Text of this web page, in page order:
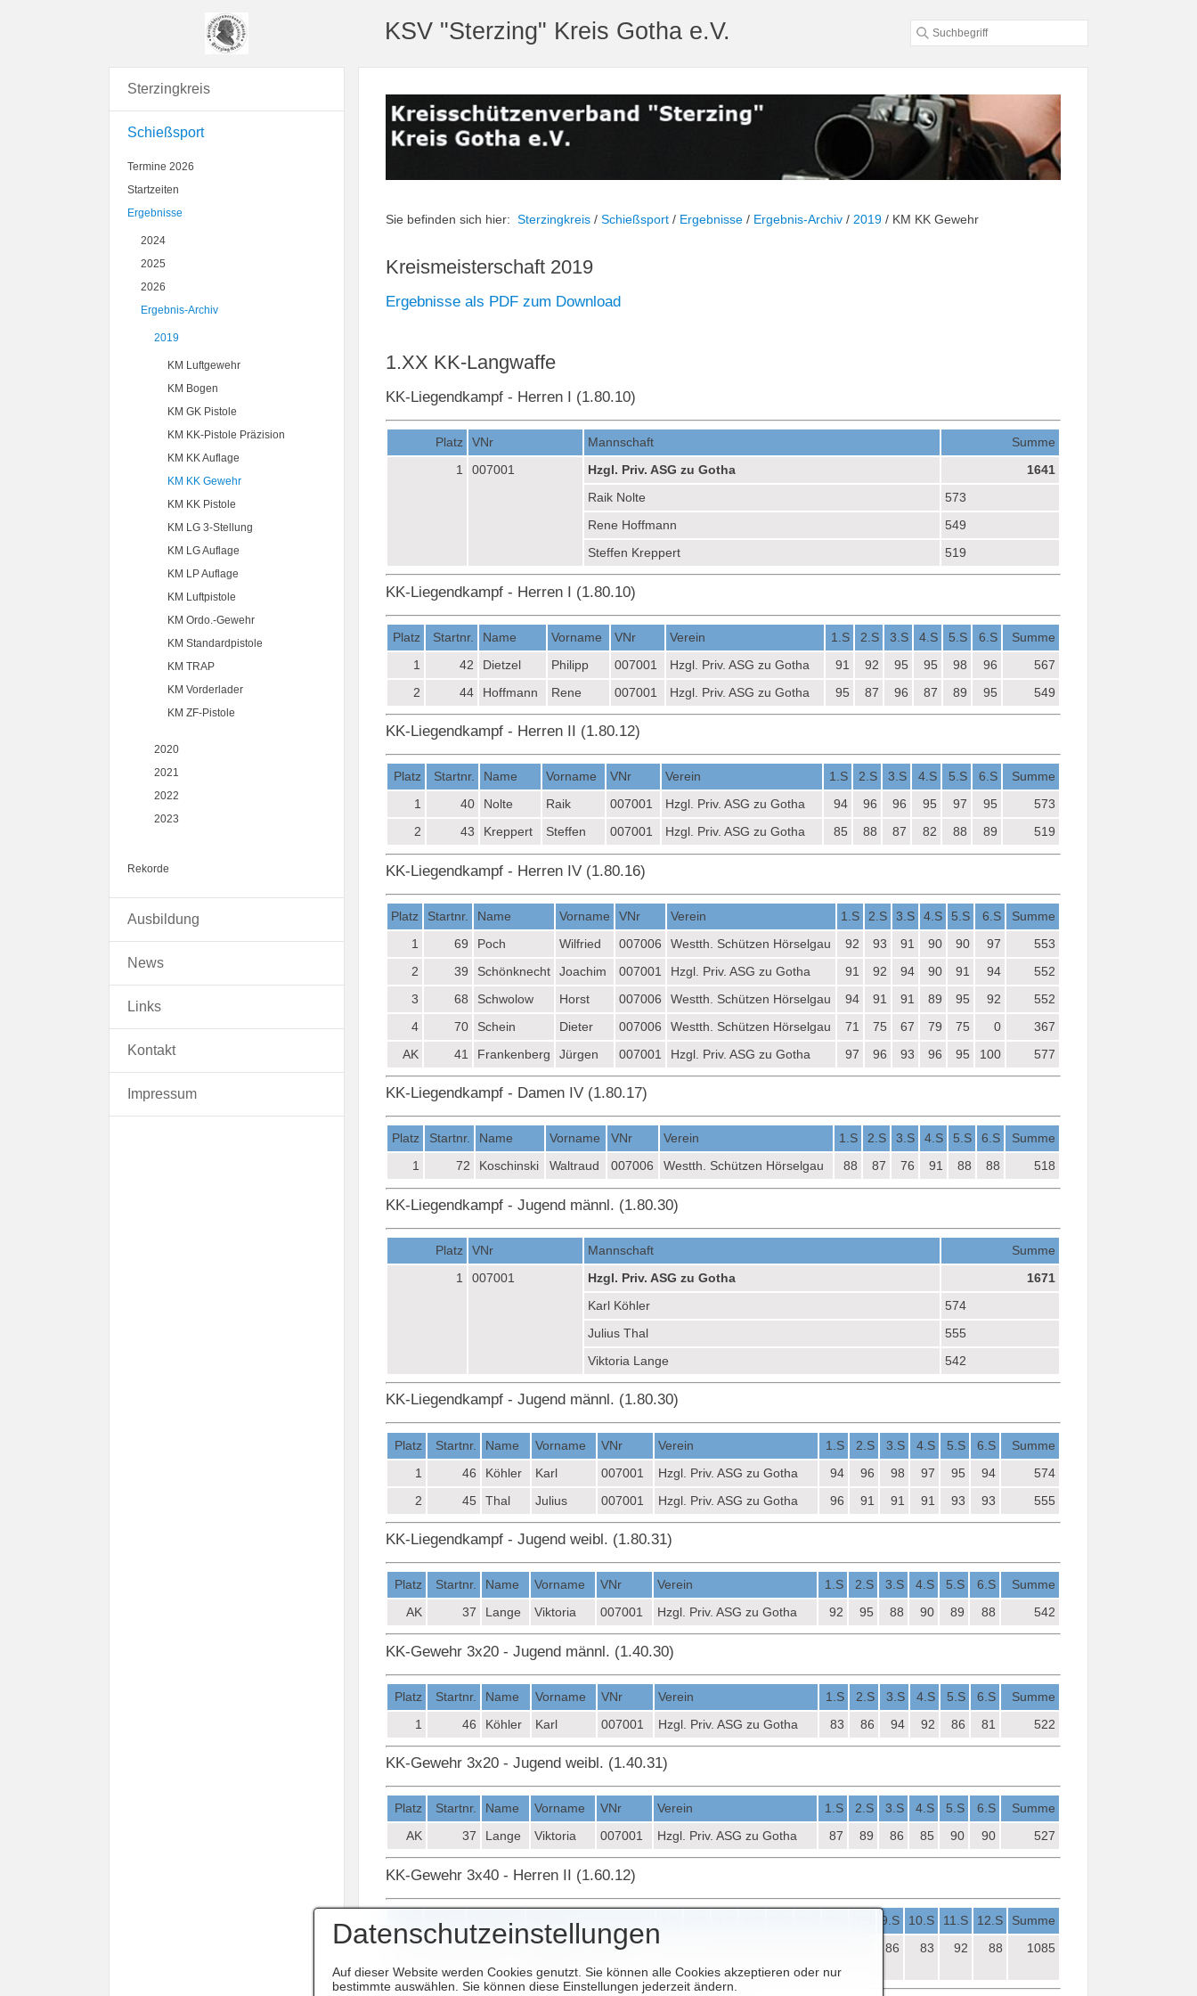
KSV "Sterzing" Kreis Gotha e.V.
Sie befinden sich hier: Sterzingkreis / Schießsport / Ergebnisse / Ergebnis-Archiv / 2019 / KM KK Gewehr
Kreismeisterschaft 2019
Ergebnisse als PDF zum Download
1.XX KK-Langwaffe
KK-Liegendkampf - Herren I (1.80.10)
Platz VNr Mannschaft
Summe
1
007001 Hzgl. Priv. ASG zu Gotha
1641
Raik Nolte
573
Rene Hoffmann
549
Steffen Kreppert
519
KK-Liegendkampf - Herren I (1.80.10)
Platz Startnr. Name Vorname VNr Verein 1.S 2.S 3.S 4.S 5.S 6.S
Summe
1
42 Dietzel Philipp 007001 Hzgl. Priv. ASG zu Gotha 91 92 95 95 98 96
567
2
44 Hoffmann Rene 007001 Hzgl. Priv. ASG zu Gotha 95 87 96 87 89 95 549
KK-Liegendkampf - Herren II (1.80.12)
Platz Startnr. Name Vorname VNr Verein 1.S 2.S 3.S 4.S 5.S 6.S
Summe
1
40 Nolte Raik 007001 Hzgl. Priv. ASG zu Gotha 94 96 96 95 97 95
573
2
43 Kreppert Steffen 007001 Hzgl. Priv. ASG zu Gotha 85 88 87 82 88 89 519
KK-Liegendkampf - Herren IV (1.80.16)
Platz Startnr. Name Vorname VNr Verein 1.S 2.S 3.S 4.S 5.S 6.S
Summe
1
69 Poch Wilfried 007006 Westth. Schützen Hörselgau 92 93 91 90 90 97
553
2
39 Schönknecht Joachim 007001 Hzgl. Priv. ASG zu Gotha 91 92 94 90 91 94
552
3
68 Schwolow Horst 007006 Westth. Schützen Hörselgau 94 91 91 89 95 92
552
4
70 Schein Dieter 007006 Westth. Schützen Hörselgau 71 75 67 79 75 0
367
AK
41 Frankenberg Jürgen 007001 Hzgl. Priv. ASG zu Gotha 97 96 93 96 95 100 577
KK-Liegendkampf - Damen IV (1.80.17)
Platz Startnr. Name Vorname VNr Verein 1.S 2.S 3.S 4.S 5.S 6.S
Summe
1
72 Koschinski Waltraud 007006 Westth. Schützen Hörselgau 88 87 76 91 88 88 518
KK-Liegendkampf - Jugend männl. (1.80.30)
Platz VNr Mannschaft
Summe
1
007001 Hzgl. Priv. ASG zu Gotha
1671
Karl Köhler
574
Julius Thal
555
Viktoria Lange
542
KK-Liegendkampf - Jugend männl. (1.80.30)
Platz Startnr. Name Vorname VNr Verein 1.S 2.S 3.S 4.S 5.S 6.S
Summe
1
46 Köhler Karl 007001 Hzgl. Priv. ASG zu Gotha 94 96 98 97 95 94
574
2
45 Thal Julius 007001 Hzgl. Priv. ASG zu Gotha 96 91 91 91 93 93 555
KK-Liegendkampf - Jugend weibl. (1.80.31)
Platz Startnr. Name Vorname VNr Verein 1.S 2.S 3.S 4.S 5.S 6.S
Summe
AK
37 Lange Viktoria 007001 Hzgl. Priv. ASG zu Gotha 92 95 88 90 89 88 542
KK-Gewehr 3x20 - Jugend männl. (1.40.30)
Platz Startnr. Name Vorname VNr Verein 1.S 2.S 3.S 4.S 5.S 6.S
Summe
1
46 Köhler Karl 007001 Hzgl. Priv. ASG zu Gotha 83 86 94 92 86 81 522
KK-Gewehr 3x20 - Jugend weibl. (1.40.31)
Platz Startnr. Name Vorname VNr Verein 1.S 2.S 3.S 4.S 5.S 6.S
Summe
AK
37 Lange Viktoria 007001 Hzgl. Priv. ASG zu Gotha 87 89 86 85 90 90 527
KK-Gewehr 3x40 - Herren II (1.60.12)
Name Vorname 9.S 10.S 11.S 12.S
Summe
1
Nolte Raik
Hzgl. Priv. ASG zu
86 83 92 88 1085
Sterzingkreis
Schießsport
Termine 2026
Startzeiten
Ergebnisse
2024
2025
2026
Ergebnis-Archiv
2019
KM Luftgewehr
KM Bogen
KM GK Pistole
KM KK-Pistole Präzision
KM KK Auflage
KM KK Gewehr
KM KK Pistole
KM LG 3-Stellung
KM LG Auflage
KM LP Auflage
KM Luftpistole
KM Ordo.-Gewehr
KM Standardpistole
KM TRAP
KM Vorderlader
KM ZF-Pistole
2020
2021
2022
2023
Rekorde
Ausbildung
News
Links
Kontakt
Impressum
Datenschutzeinstellungen
Auf dieser Website werden Cookies genutzt. Sie können alle Cookies akzeptieren oder nur
bestimmte auswählen. Sie können diese Einstellungen jederzeit ändern.